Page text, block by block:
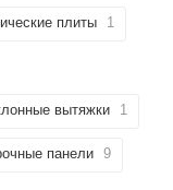
плиты 1
вытяжки 1
панели 9